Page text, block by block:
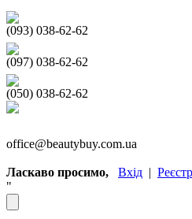
(093) 038-62-62
(097) 038-62-62
(050) 038-62-62
office@beautybuy.com.ua
Ласкаво просимо, Вхід |
"